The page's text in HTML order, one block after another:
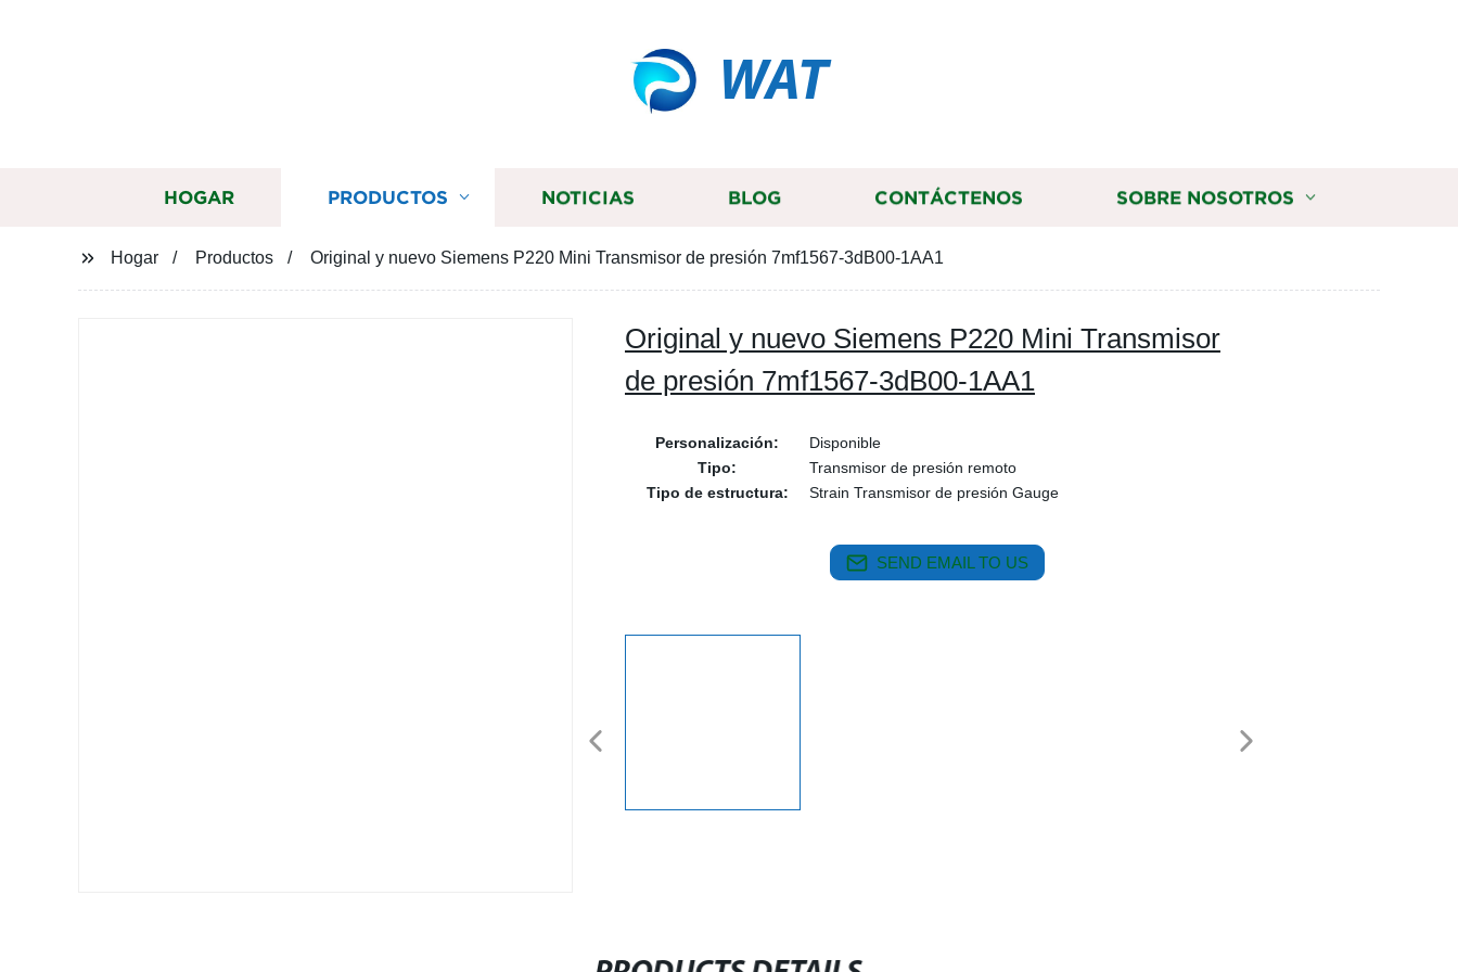
WAT
HOGAR PRODUCTOS NOTICIAS BLOG CONTÁCTENOS SOBRE NOSOTROS
Hogar Productos Original y nuevo Siemens P220 Mini Transmisor de presión 7mf1567-3dB00-1AA1
Original y nuevo Siemens P220 Mini Transmisor
de presión 7mf1567-3dB00-1AA1
Personalización:
Disponible
Tipo:
Transmisor de presión remoto
Tipo de estructura:
Strain Transmisor de presión Gauge
SEND EMAIL TO US